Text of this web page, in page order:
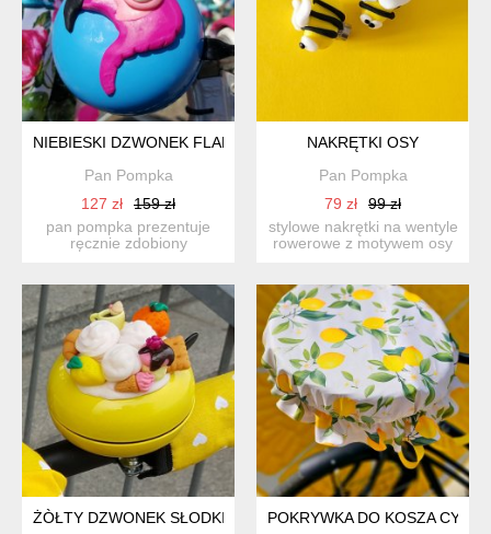
NIEBIESKI DZWONEK FLAMING
Pan Pompka
127 zł
159 zł
pan pompka prezentuje
ręcznie zdobiony
NAKRĘTKI OSY
Pan Pompka
79 zł
99 zł
stylowe nakrętki na wentyle
rowerowe z motywem osy
ŻÒŁTY DZWONEK SŁODKI DESERPOKRYWKA DO KOSZA